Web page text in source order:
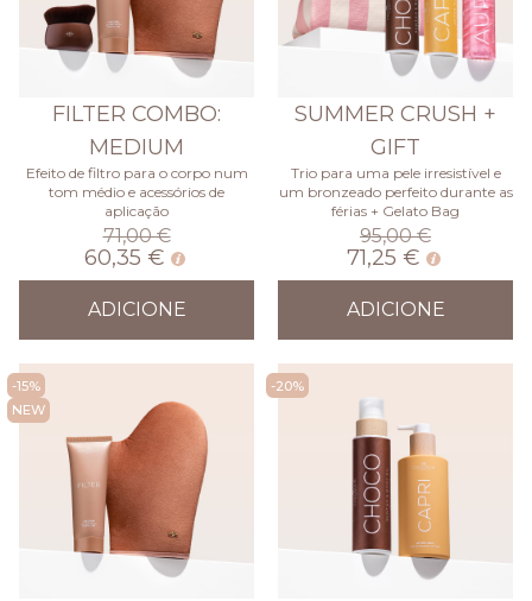
FILTER COMBO:
MEDIUM
Efeito de filtro para o corpo num
tom médio e acessórios de
aplicação
71,00 €
60,35 €
ADICIONE
SUMMER CRUSH +
GIFT
Trio para uma pele irresistível e
um bronzeado perfeito durante as
férias + Gelato Bag
95,00 €
71,25 €
ADICIONE
-15%
NEW
-20%